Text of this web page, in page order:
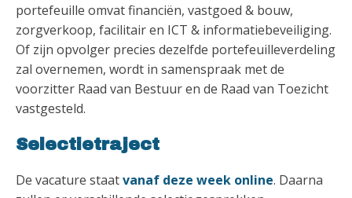
portefeuille omvat financiën, vastgoed & bouw,
zorgverkoop, facilitair en ICT & informatiebeveiliging.
Of zijn opvolger precies dezelfde portefeuilleverdeling
zal overnemen, wordt in samenspraak met de
voorzitter Raad van Bestuur en de Raad van Toezicht
vastgesteld.
Selectietraject
De vacature staatvanaf deze week online. Daarna